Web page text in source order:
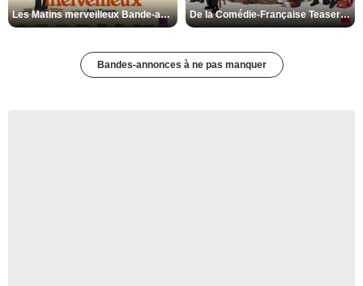
Les Matins merveilleux Bande-annonce VF De la Comédie-Française Teaser VF
Bandes-annonces à ne pas manquer